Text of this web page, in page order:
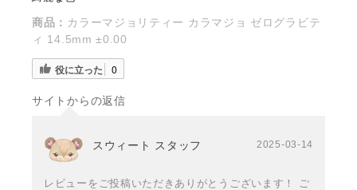
商品： カラーマジョリティー カラマジョ ゼログラビテ
ィ 14.5mm ±0.00
役に立った 0
サイトからの返信
スウィート スタッフ 2025-03-14
レビューをご投稿いただきありがとうございます！ ご